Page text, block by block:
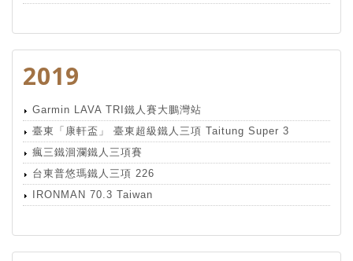
2019
Garmin LAVA TRI鐵人賽大鵬灣站
臺東「康軒盃」 臺東超級鐵人三項 Taitung Super 3
瘋三鐵洄瀾鐵人三項賽
台東普悠瑪鐵人三項 226
IRONMAN 70.3 Taiwan